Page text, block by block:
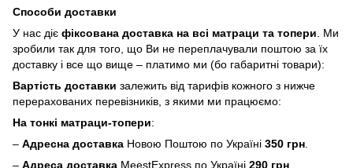
Способи доставки
У нас діє фіксована доставка на всі матраци та топери . Ми
зробили так для того, що Ви не переплачували поштою за їх
доставку і все що вище – платимо ми (бо габаритні товари):
Вартість доставки залежить від тарифів кожного з нижче
перерахованих перевізників, з якими ми працюємо:
На тонкі матраци-топери:
– Адресна доставка Новою Поштою по Україні 350 грн
– Адреса доставка MeestExpress по Україні 290 грн